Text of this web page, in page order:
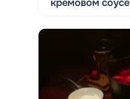
кремовом соусе